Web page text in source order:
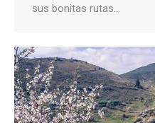
sus bonitas rutas…